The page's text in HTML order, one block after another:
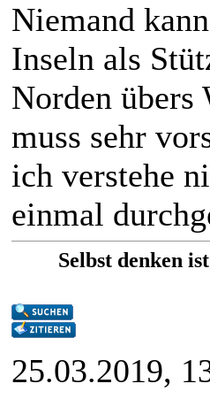
Niemand
Inseln als
Norden übers
muss sehr
ich verstehe
einmal
Selbst denken
25.03.2019,